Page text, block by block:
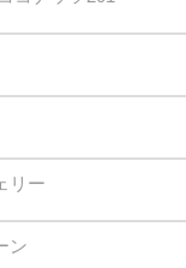
リー
ン